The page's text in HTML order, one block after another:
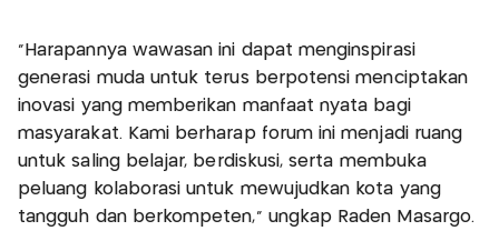
"Harapannya wawasan ini dapat menginspirasi
generasi muda untuk terus berpotensi menciptakan
inovasi yang memberikan manfaat nyata bagi
masyarakat. Kami berharap forum ini menjadi ruang
untuk saling belajar, berdiskusi, serta membuka
peluang kolaborasi untuk mewujudkan kota yang
tangguh dan berkompeten," ungkap Raden Masargo.